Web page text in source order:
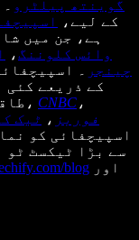
گوینتھ پیلٹرو
کے لیے،
ہے، جن میں
وائس کلوننگ،
چینجر
۔
، CNBC ،
فوربز ، ٹیک
اسپیچفائی کو
سے بڑا ٹیکسٹ ٹو
blog اور